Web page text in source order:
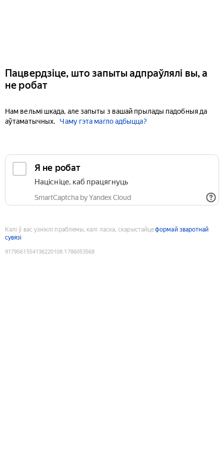
Пацвердзіце, што запыты адпраўлялі вы, а
не робат
Нам вельмі шкада, але запыты з вашай прылады падобныя да
аўтаматычных.
Чаму гэта магло адбыцца?
Я не робат
Націсніце, каб працягнуць
SmartCaptcha by Yandex Cloud
Калі ў вас узніклі праблемы, калі ласка, скарыстайцеформай зваротнай
сувязі
9179561554136220108:1786053568